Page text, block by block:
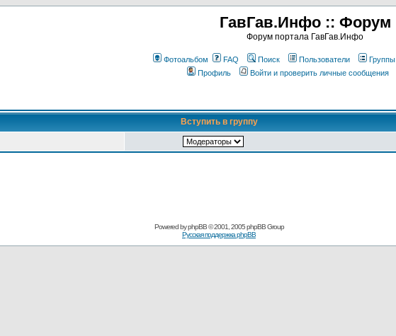
ГавГав.Инфо :: Форум
Форум портала ГавГав.Инфо
Фотоальбом FAQ Поиск Пользователи Группы
Профиль
Войти и проверить личные сообщения
Вступить в группу
Powered byphpBB© 2001, 2005 phpBB Group
Русская поддержка phpBB